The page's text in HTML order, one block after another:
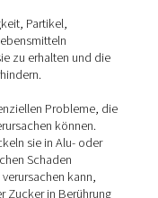
Stickstoff?
Lebensmitteln in
erfüllen.
Produkte zu sich